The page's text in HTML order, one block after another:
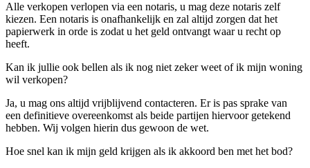
Alle verkopen verlopen via een notaris, u mag deze notaris zelf
kiezen. Een notaris is onafhankelijk en zal altijd zorgen dat het
papierwerk in orde is zodat u het geld ontvangt waar u recht op
heeft.
Kan ik jullie ook bellen als ik nog niet zeker weet of ik mijn woning
wil verkopen?
Ja, u mag ons altijd vrijblijvend contacteren. Er is pas sprake van
een definitieve overeenkomst als beide partijen hiervoor getekend
hebben. Wij volgen hierin dus gewoon de wet.
Hoe snel kan ik mijn geld krijgen als ik akkoord ben met het bod?